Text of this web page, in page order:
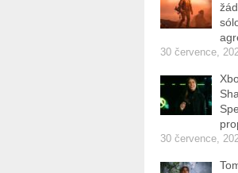
30 července,
30 července,